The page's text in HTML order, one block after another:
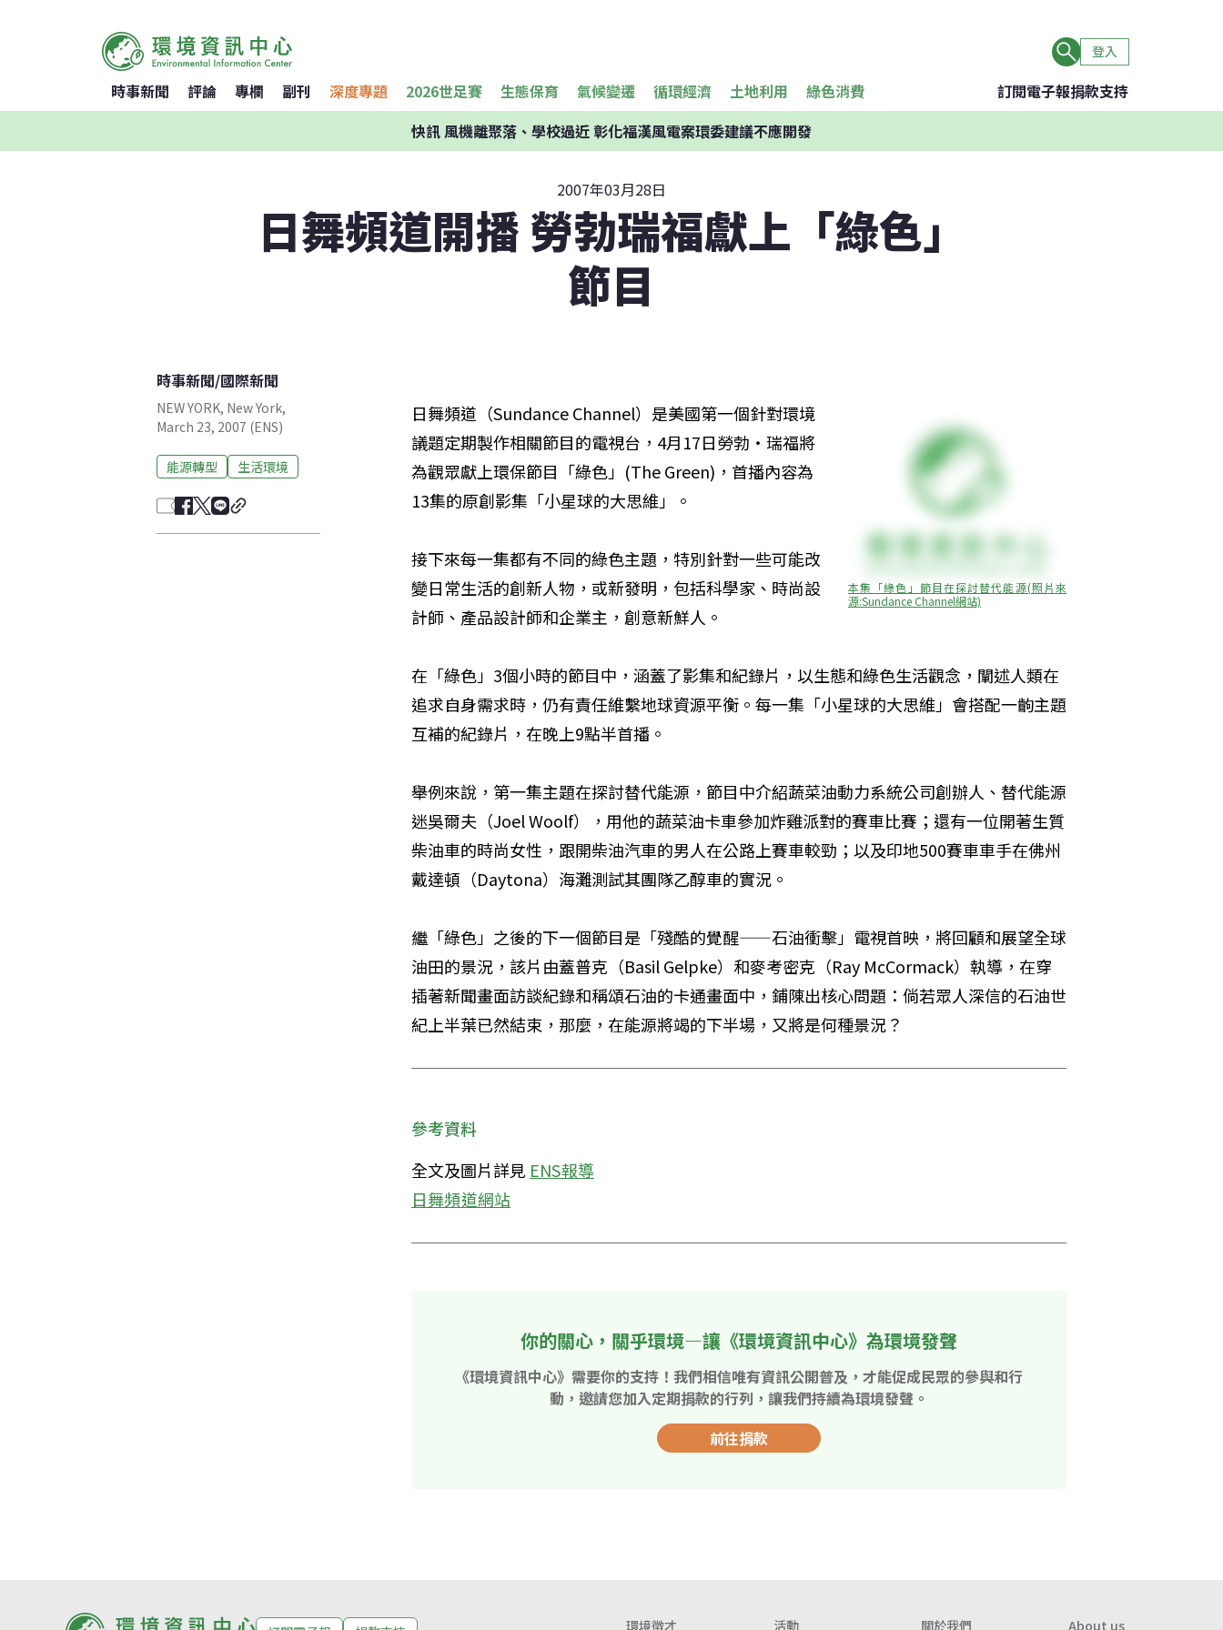
登入
時事新聞 評論 專欄 副刊 深度專題 2026世足賽 生態保育 氣候變遷 循環經濟 土地利用 綠色消費 訂閱電子報捐款支持
快訊風機離聚落、學校過近 彰化福漢風電案環委建議不應開發
2007年03月28日
日舞頻道開播 勞勃瑞福獻上「綠色」
節目
時事新聞/國際新聞
NEW YORK, New York,
March 23, 2007 (ENS)
能源轉型 生活環境
本集「綠色」節目在探討替代能源(照片來
源:Sundance Channel網站)
日舞頻道（Sundance Channel）是美國第一個針對環境
議題定期製作相關節目的電視台，4月17日勞勃‧瑞福將
為觀眾獻上環保節目「綠色」(The Green)，首播內容為
13集的原創影集「小星球的大思維」。
接下來每一集都有不同的綠色主題，特別針對一些可能改
變日常生活的創新人物，或新發明，包括科學家、時尚設
計師、產品設計師和企業主，創意新鮮人。
在「綠色」3個小時的節目中，涵蓋了影集和紀錄片，以生態和綠色生活觀念，闡述人類在
追求自身需求時，仍有責任維繫地球資源平衡。每一集「小星球的大思維」會搭配一齣主題
互補的紀錄片，在晚上9點半首播。
舉例來說，第一集主題在探討替代能源，節目中介紹蔬菜油動力系統公司創辦人、替代能源
迷吳爾夫（Joel Woolf），用他的蔬菜油卡車參加炸雞派對的賽車比賽；還有一位開著生質
柴油車的時尚女性，跟開柴油汽車的男人在公路上賽車較勁；以及印地500賽車車手在佛州
戴達頓（Daytona）海灘測試其團隊乙醇車的實況。
繼「綠色」之後的下一個節目是「殘酷的覺醒——石油衝擊」電視首映，將回顧和展望全球
油田的景況，該片由蓋普克（Basil Gelpke）和麥考密克（Ray McCormack）執導，在穿
插著新聞畫面訪談紀錄和稱頌石油的卡通畫面中，鋪陳出核心問題：倘若眾人深信的石油世
紀上半葉已然結束，那麼，在能源將竭的下半場，又將是何種景況？
參考資料
全文及圖片詳見 ENS報導
日舞頻道網站
你的關心，關乎環境—讓《環境資訊中心》為環境發聲
《環境資訊中心》需要你的支持！我們相信唯有資訊公開普及，才能促成民眾的參與和行
動，邀請您加入定期捐款的行列，讓我們持續為環境發聲。
前往捐款
環境徵才 活動 關於我們 About us